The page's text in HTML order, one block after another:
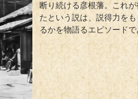
断り続ける彦根藩。これ
たという説は、説得力を
るかを物語るエピソードで